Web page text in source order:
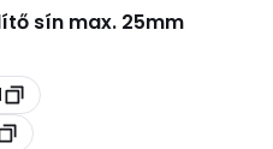
sín max. 25mm